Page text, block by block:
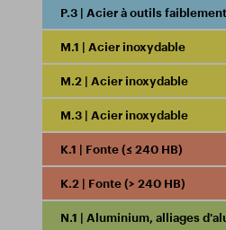
P.3 | Acier à outils
M.1 | Acier inoxydable
M.2 | Acier inoxydable
M.3 | Acier inoxydable
K.1 | Fonte (≤ 240 HB)
K.2 | Fonte (> 240 HB)
N.1 | Aluminium, alliages